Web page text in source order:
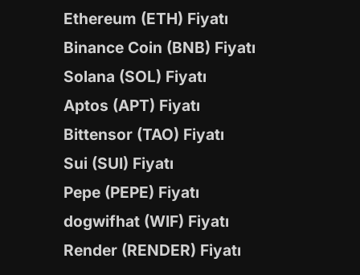
Ethereum (ETH) Fiyatı
Binance Coin (BNB) Fiyatı
Solana (SOL) Fiyatı
Aptos (APT) Fiyatı
Bittensor (TAO) Fiyatı
Sui (SUI) Fiyatı
Pepe (PEPE) Fiyatı
dogwifhat (WIF) Fiyatı
Render (RENDER) Fiyatı